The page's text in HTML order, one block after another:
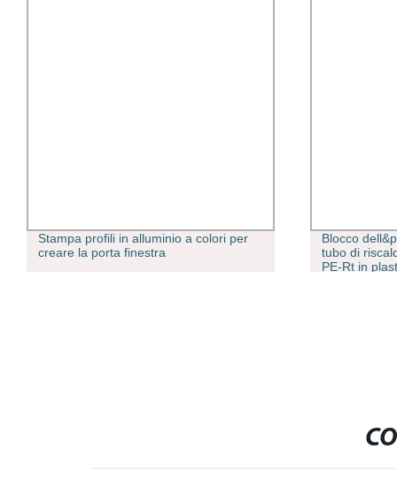
Stampa profili in alluminio a colori per
creare la porta finestra
Blocco
tubo di
PE-Rt in